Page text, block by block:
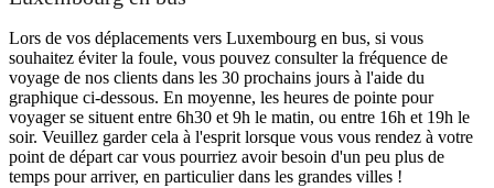
Lors de vos déplacements vers Luxembourg en bus, si vous
souhaitez éviter la foule, vous pouvez consulter la fréquence de
voyage de nos clients dans les 30 prochains jours à l'aide du
graphique ci-dessous. En moyenne, les heures de pointe pour
voyager se situent entre 6h30 et 9h le matin, ou entre 16h et 19h le
soir. Veuillez garder cela à l'esprit lorsque vous vous rendez à votre
point de départ car vous pourriez avoir besoin d'un peu plus de
temps pour arriver, en particulier dans les grandes villes !